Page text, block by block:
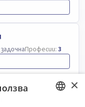
Професии: 3
на сгради и
×